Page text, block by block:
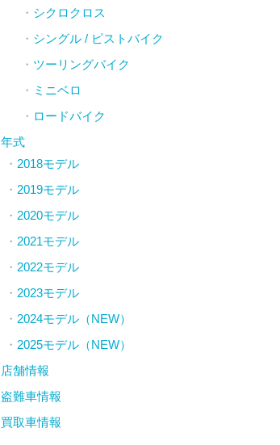
シクロクロス
シングル / ピストバイク
ツーリングバイク
ミニベロ
ロードバイク
年式
2018モデル
2019モデル
2020モデル
2021モデル
2022モデル
2023モデル
2024モデル（NEW）
2025モデル（NEW）
店舗情報
盗難車情報
買取車情報